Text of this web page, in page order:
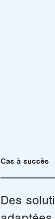
Cas à succès
Des